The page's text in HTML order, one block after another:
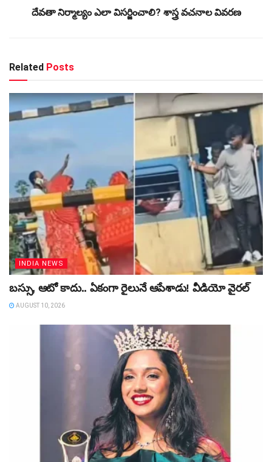
దేవతా నిర్మాల్యం ఎలా విసర్జించాలి? శాస్త్ర వచనాల వివరణ
Related Posts
INDIA NEWS
బస్సు, ఆటో కాదు.. ఏకంగా రైలునే ఆపేశాడు! వీడియో వైరల్‌
AUGUST 10, 2026